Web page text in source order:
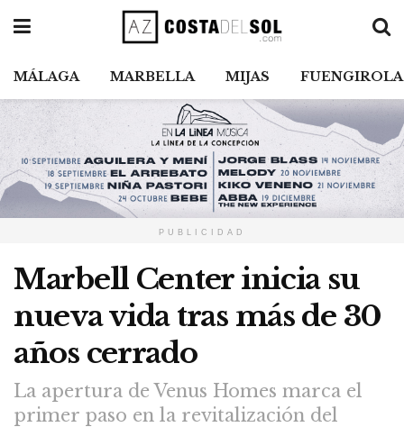
MÁLAGA MARBELLA MIJAS FUENGIROLA
PUBLICIDAD
Marbell Center inicia su
nueva vida tras más de 30
años cerrado
La apertura de Venus Homes marca el
primer paso en la revitalización del